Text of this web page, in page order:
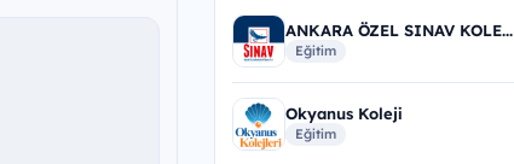
ANKARA ÖZEL SINAV KOLE...
Eğitim
Okyanus Koleji
Eğitim